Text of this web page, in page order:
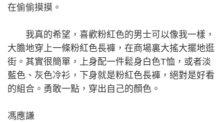
在偷偷摸摸。
我真的希望，喜歡粉紅色的男士可以像我一樣，
大膽地穿上一條粉紅色長褲，在商場裏大搖大擺地逛
街。其實很簡單，上身配一件鬆身白色T恤，或者淡
藍色、灰色冷衫，下身就是粉紅色長褲，絕對是好看
的組合。勇敢一點，穿出自己的顏色。
馮應謙